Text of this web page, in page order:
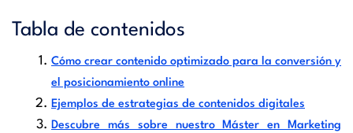
Tabla de contenidos
Cómo crear contenido optimizado para la conversión y
el posicionamiento online
Ejemplos de estrategias de contenidos digitales
Descubre más sobre nuestro Máster en Marketing